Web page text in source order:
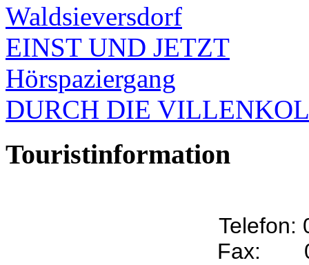
Waldsieversdorf
EINST UND JETZT
Hörspaziergang
DURCH DIE
Touristinformation
Telefon:
Fax: